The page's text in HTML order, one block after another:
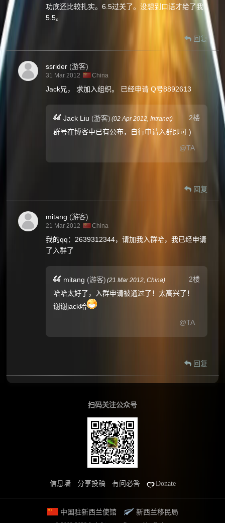
功底还比较扎实。6.5过关了。没想到口语才给了我
5.5。
回复
ssrider (游客)
31 Mar 2012 China
Jack兄， 求加入组织。 已经申请 Q号8892613
2楼
Jack Liu (游客) (02 Apr 2012,Intranet)
群号在博客中已有公布，自行申请入群即可:)
@TA
回复
mitang (游客)
21 Mar 2012 China
我的qq：2639312344，请加我入群哈，我已经申请
了入群了
2楼
mitang (游客) (21 Mar 2012,China)
哈哈太好了，入群申请被通过了！太高兴了！
谢谢jack哈
@TA
回复
扫码关注公众号
信息墙 分享投稿 有问必答 Donate
中国驻新西兰使馆 新西兰移民局